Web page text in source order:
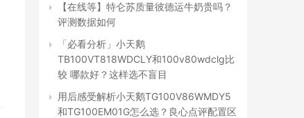
【在线等】特仑苏质量彼德运牛奶贵吗？
评测数据如何
「必看分析」小天鹅
TB100VT818WDCLY和100v80wdclg比
较 哪款好？这样选不盲目
用后感受解析小天鹅TG100V86WMDY5
和TG100EM01G怎么选？良心点评配置区